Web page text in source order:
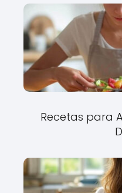
Recetas para